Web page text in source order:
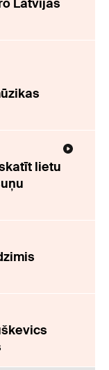
Latvijas
lietu